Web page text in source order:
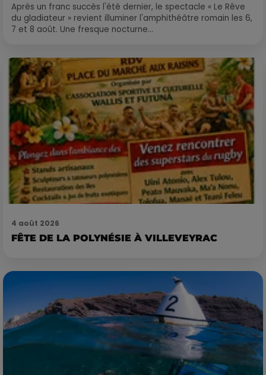
Après un franc succès l'été dernier, le spectacle « Le Rêve
du gladiateur » revient illuminer l'amphithéâtre romain les 6,
7 et 8 août. Une fresque nocturne...
4 août 2026
FÊTE DE LA POLYNÉSIE À VILLEVEYRAC